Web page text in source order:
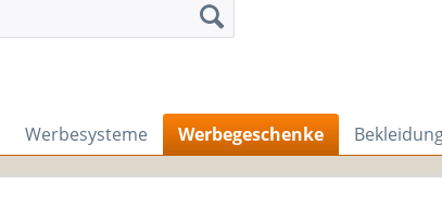
Werbesysteme Werbegeschenke